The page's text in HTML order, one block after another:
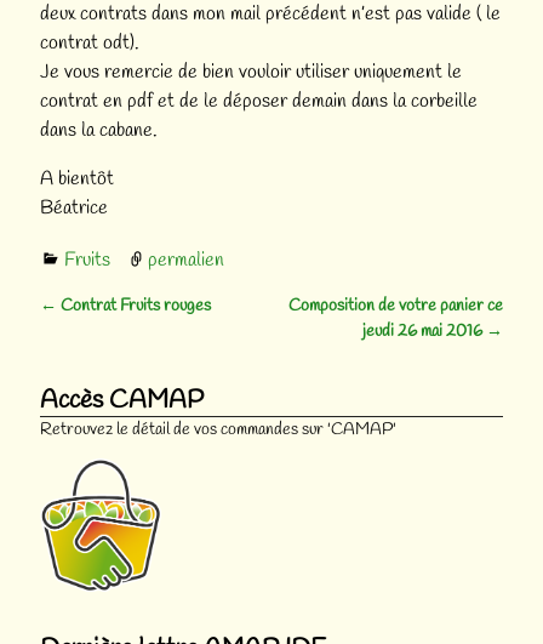
deux contrats dans mon mail précédent n’est pas valide ( le
contrat odt).
Je vous remercie de bien vouloir utiliser uniquement le
contrat en pdf et de le déposer demain dans la corbeille
dans la cabane.
A bientôt
Béatrice
Fruits permalien
← Contrat Fruits rouges
Composition de votre panier ce
jeudi 26 mai 2016 →
Accès CAMAP
Retrouvez le détail de vos commandes sur 'CAMAP'